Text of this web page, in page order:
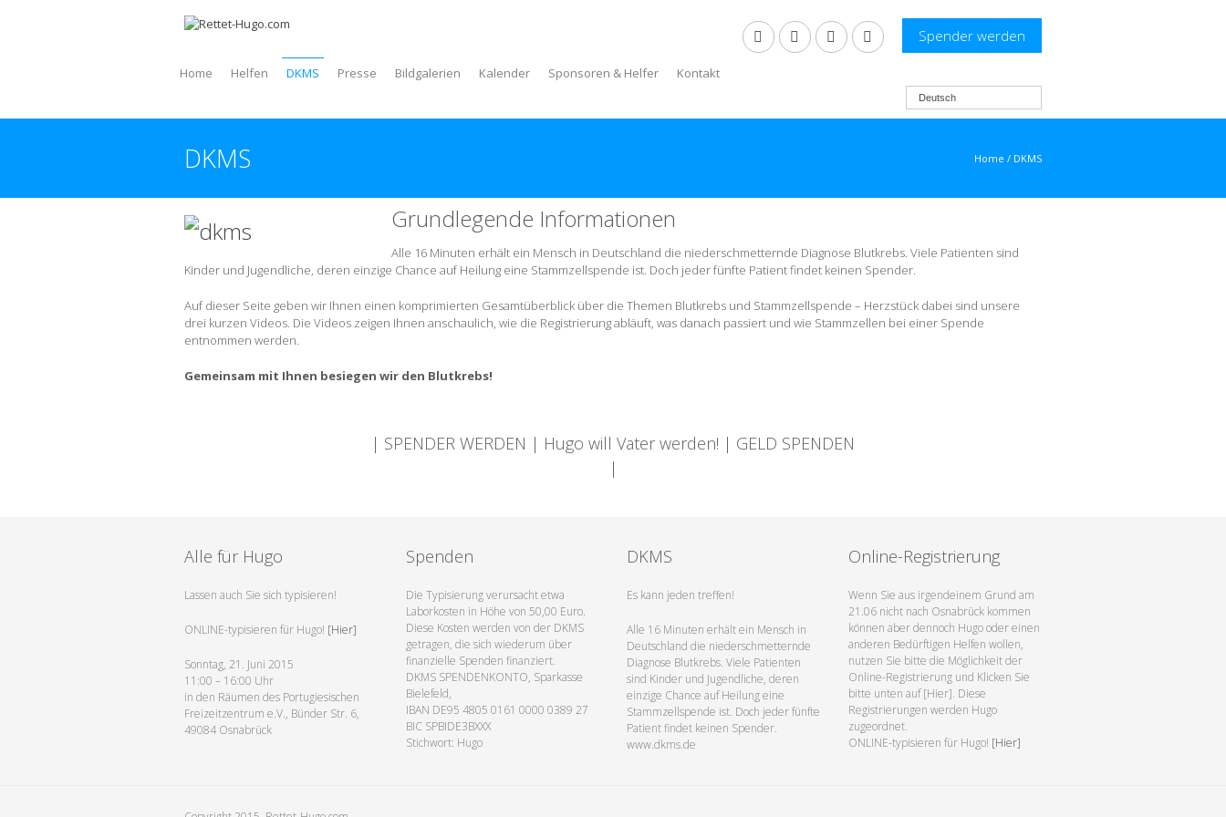
Spender werden
Home Helfen DKMS Presse Bildgalerien Kalender Sponsoren & Helfer Kontakt
Deutsch
DKMS Home / DKMS
Grundlegende Informationen
Alle 16 Minuten erhält ein Mensch in Deutschland die niederschmetternde Diagnose Blutkrebs. Viele Patienten sind
Kinder und Jugendliche, deren einzige Chance auf Heilung eine Stammzellspende ist. Doch jeder fünfte Patient findet keinen Spender.
Auf dieser Seite geben wir Ihnen einen komprimierten Gesamtüberblick über die Themen Blutkrebs und Stammzellspende – Herzstück dabei sind unsere
drei kurzen Videos. Die Videos zeigen Ihnen anschaulich, wie die Registrierung abläuft, was danach passiert und wie Stammzellen bei einer Spende
entnommen werden.
Gemeinsam mit Ihnen besiegen wir den Blutkrebs!
| SPENDER WERDEN | Hugo will Vater werden! | GELD SPENDEN
|
Alle für Hugo
Lassen auch Sie sich typisieren!
ONLINE-typisieren für Hugo! [Hier]
Sonntag, 21. Juni 2015
11:00 – 16:00 Uhr
in den Räumen des Portugiesischen
Freizeitzentrum e.V., Bünder Str. 6,
49084 Osnabrück
Spenden
Die Typisierung verursacht etwa
Laborkosten in Höhe von 50,00 Euro.
Diese Kosten werden von der DKMS
getragen, die sich wiederum über
finanzielle Spenden finanziert.
DKMS SPENDENKONTO, Sparkasse
Bielefeld,
IBAN DE95 4805 0161 0000 0389 27
BIC SPBIDE3BXXX
Stichwort: Hugo
DKMS
Es kann jeden treffen!
Alle 16 Minuten erhält ein Mensch in
Deutschland die niederschmetternde
Diagnose Blutkrebs. Viele Patienten
sind Kinder und Jugendliche, deren
einzige Chance auf Heilung eine
Stammzellspende ist. Doch jeder fünfte
Patient findet keinen Spender.
www.dkms.de
Online-Registrierung
Wenn Sie aus irgendeinem Grund am
21.06 nicht nach Osnabrück kommen
können aber dennoch Hugo oder einen
anderen Bedürftigen Helfen wollen,
nutzen Sie bitte die Möglichkeit der
Online-Registrierung und Klicken Sie
bitte unten auf [Hier]. Diese
Registrierungen werden Hugo
zugeordnet.
ONLINE-typisieren für Hugo! [Hier]